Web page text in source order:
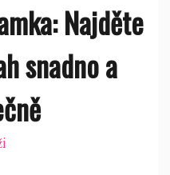
Najděte
snadno a